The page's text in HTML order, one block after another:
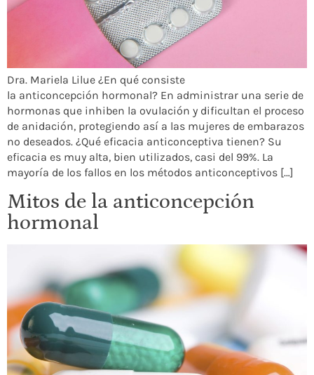
Dra. Mariela Lilue ¿En qué consiste
la anticoncepción hormonal? En administrar una serie de
hormonas que inhiben la ovulación y dificultan el proceso
de anidación, protegiendo así a las mujeres de embarazos
no deseados. ¿Qué eficacia anticonceptiva tienen? Su
eficacia es muy alta, bien utilizados, casi del 99%. La
mayoría de los fallos en los métodos anticonceptivos […]
Mitos de la anticoncepción
hormonal